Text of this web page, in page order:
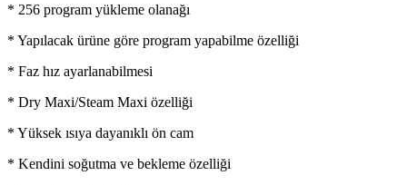
* 256 program yükleme olanağı
* Yapılacak ürüne göre program yapabilme özelliği
* Faz hız ayarlanabilmesi
* Dry Maxi/Steam Maxi özelliği
* Yüksek ısıya dayanıklı ön cam
* Kendini soğutma ve bekleme özelliği